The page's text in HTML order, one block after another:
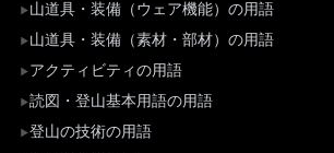
山道具・装備（ウェア機能）の用語
山道具・装備（素材・部材）の用語
アクティビティの用語
読図・登山基本用語の用語
登山の技術の用語